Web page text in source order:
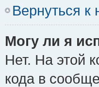
Вернуться к
Могу ли я
Нет. На этой
кода в